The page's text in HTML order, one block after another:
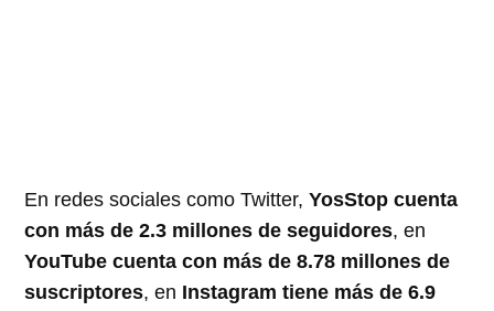
En redes sociales como Twitter,YosStop cuenta
con más de 2.3 millones de seguidores, en
YouTube cuenta con más de 8.78 millones de
suscriptores, en Instagram tiene más de 6.9